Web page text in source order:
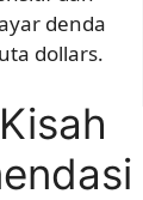
denda
dollars.